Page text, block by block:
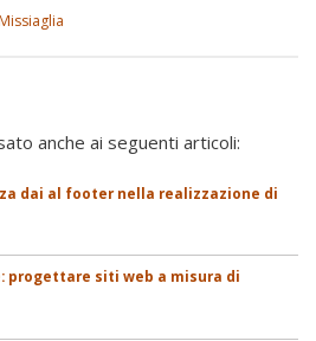
anche ai seguenti articoli:
dai al footer nella realizzazione di
progettare siti web a misura di